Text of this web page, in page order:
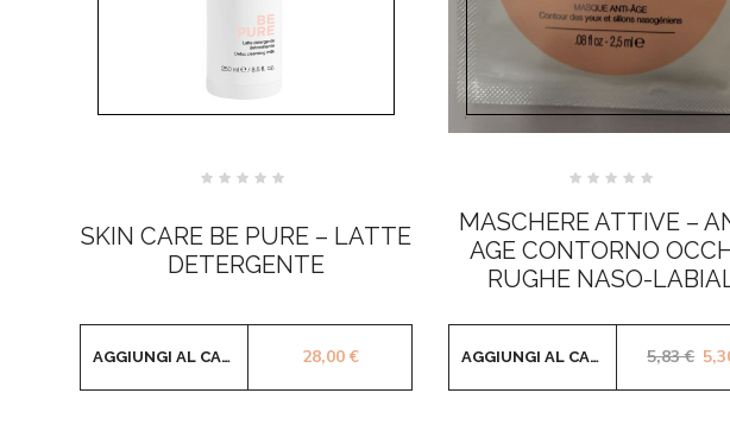
5
SKIN CARE BE PURE – LATTE
DETERGENTE
28,00€
AGGIUNGI AL CARRELLO
su
5
MASCHERE ATTIVE –
AGE CONTORNO
RUGHE NASO-
5,83€ Il
AGGIUNGI AL CARRELLO